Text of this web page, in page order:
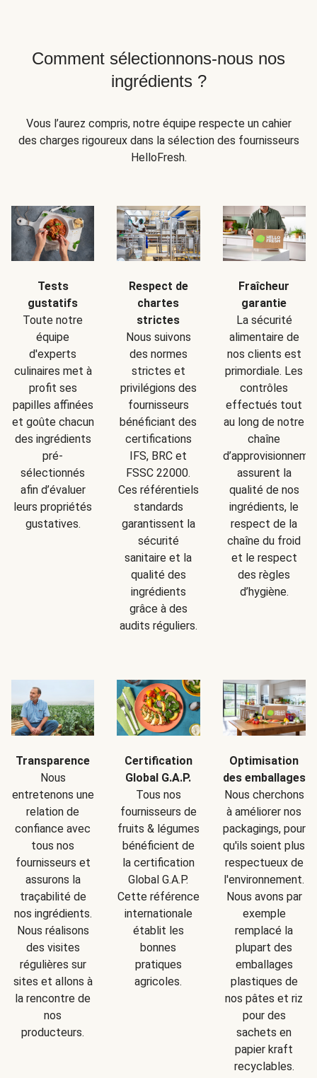
Comment sélectionnons-nous nos
ingrédients ?
Vous l’aurez compris, notre équipe respecte un cahier
des charges rigoureux dans la sélection des fournisseurs
HelloFresh.
Tests
gustatifs
Toute notre
équipe
d'experts
culinaires met à
profit ses
papilles affinées
et goûte chacun
des ingrédients
pré-
sélectionnés
afin d’évaluer
leurs propriétés
gustatives.
Respect de
chartes
strictes
Nous suivons
des normes
strictes et
privilégions des
fournisseurs
bénéficiant des
certifications
IFS, BRC et
FSSC 22000.
Ces référentiels
standards
garantissent la
sécurité
sanitaire et la
qualité des
ingrédients
grâce à des
audits réguliers.
Fraîcheur
garantie
La sécurité
alimentaire de
nos clients est
primordiale. Les
contrôles
effectués tout
au long de notre
chaîne
assurent la
qualité de nos
ingrédients, le
respect de la
chaîne du froid
et le respect
des règles
d’hygiène.
Transparence
Nous
entretenons une
relation de
confiance avec
tous nos
fournisseurs et
assurons la
traçabilité de
nos ingrédients.
Nous réalisons
des visites
régulières sur
sites et allons à
la rencontre de
nos
producteurs.
Certification
Global G.A.P.
Tous nos
fournisseurs de
fruits & légumes
bénéficient de
la certification
Global G.A.P.
Cette référence
internationale
établit les
bonnes
pratiques
agricoles.
Optimisation
des emballages
Nous cherchons
à améliorer nos
packagings, pour
qu'ils soient plus
respectueux de
l'environnement.
Nous avons par
exemple
remplacé la
plupart des
emballages
plastiques de
nos pâtes et riz
pour des
sachets en
papier kraft
recyclables.